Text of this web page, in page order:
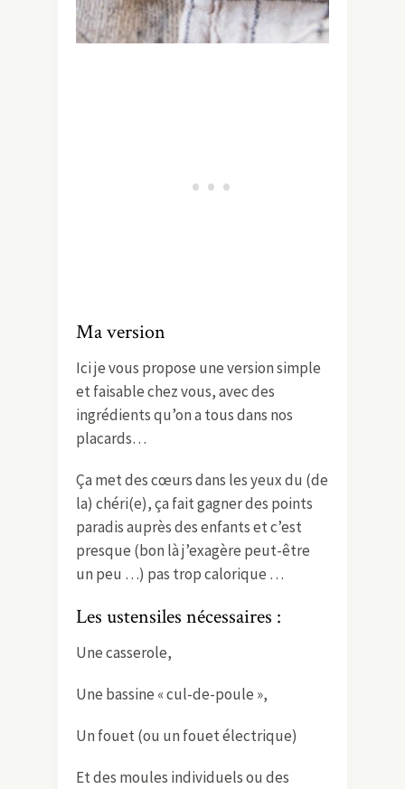
Ma version
Ici je vous propose une version simple
et faisable chez vous, avec des
ingrédients qu’on a tous dans nos
placards…
Ça met des cœurs dans les yeux du (de
la) chéri(e), ça fait gagner des points
paradis auprès des enfants et c’est
presque (bon là j’exagère peut-être
un peu …) pas trop calorique …
Les ustensiles nécessaires :
Une casserole,
Une bassine « cul-de-poule »,
Un fouet (ou un fouet électrique)
Et des moules individuels ou des